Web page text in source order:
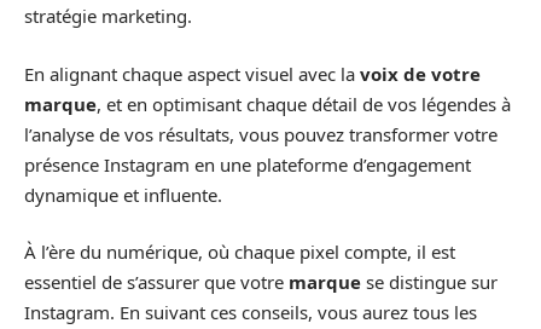
stratégie marketing.
En alignant chaque aspect visuel avec la voix de votre
marque, et en optimisant chaque détail de vos légendes à
l’analyse de vos résultats, vous pouvez transformer votre
présence Instagram en une plateforme d’engagement
dynamique et influente.
À l’ère du numérique, où chaque pixel compte, il est
essentiel de s’assurer que votre marque se distingue sur
Instagram. En suivant ces conseils, vous aurez tous les